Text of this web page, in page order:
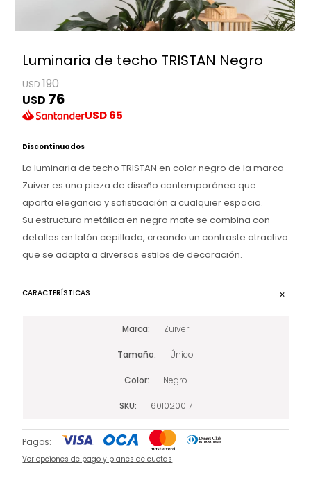
Luminaria de techo TRISTAN Negro
USD190
USD 76
USD65
Discontinuados
La luminaria de techo TRISTAN en color negro de la marca
Zuiver es una pieza de diseño contemporáneo que
aporta elegancia y sofisticación a cualquier espacio.
Su estructura metálica en negro mate se combina con
detalles en latón cepillado, creando un contraste atractivo
que se adapta a diversos estilos de decoración.
CARACTERÍSTICAS
Marca Zuiver
Tamaño Único
Color Negro
SKU 601020017
Pagos:
Ver opciones de pago y planes de cuotas